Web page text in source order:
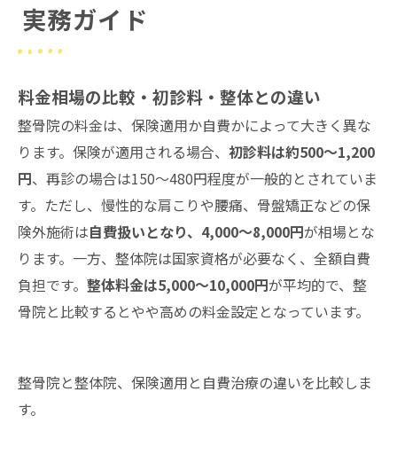
実務ガイド
料金相場の比較・初診料・整体との違い
整骨院の料金は、保険適用か自費かによって大きく異な
ります。保険が適用される場合、 初診料は約500〜1,200
円、再診の場合は150〜480円程度が一般的とされていま
す。ただし、慢性的な肩こりや腰痛、骨盤矯正などの保
険外施術は自費扱いとなり、4,000〜8,000円が相場とな
ります。一方、整体院は国家資格が必要なく、全額自費
負担です。 整体料金は5,000〜10,000円が平均的で、整
骨院と比較するとやや高めの料金設定となっています。
整骨院と整体院、保険適用と自費治療の違いを比較しま
す。